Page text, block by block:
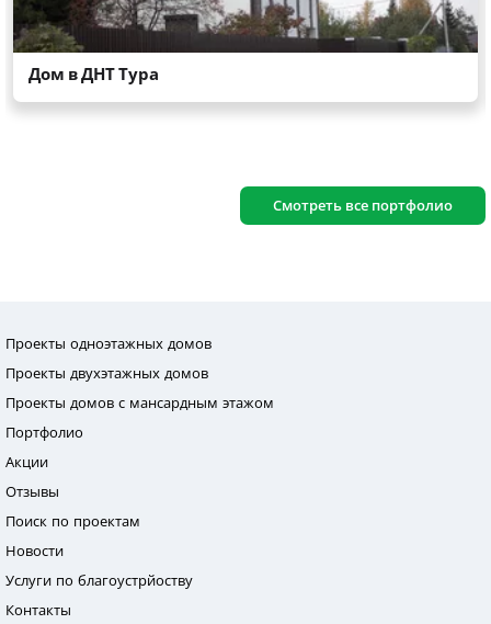
Смотреть все портфолио
Проекты одноэтажных домов
Проекты двухэтажных домов
Проекты домов с мансардным этажом
Портфолио
Акции
Отзывы
Поиск по проектам
Новости
Услуги по благоустрйоству
Контакты